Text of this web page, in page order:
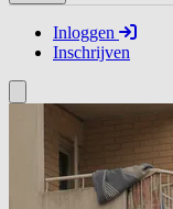
Inloggen
Inschrijven